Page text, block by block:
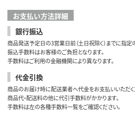
お支払い方法詳細
銀行振込
商品発送予定日の3営業日前（土日祝除く）までに指定
振込手数料はお客様のご負担となります。
手数料はご利用の金融機関により異なります。
代金引換
商品のお届け時に配送業者へ代金をお支払いいただく
商品代・配送料の他に代引手数料がかかります。
手数料は左の各種手数料一覧をご確認ください。